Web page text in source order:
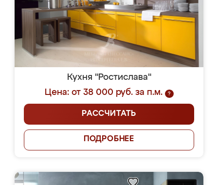
Кухня "Ростислава"
Цена: от 38 000 руб. за п.м.
?
РАССЧИТАТЬ
ПОДРОБНЕЕ